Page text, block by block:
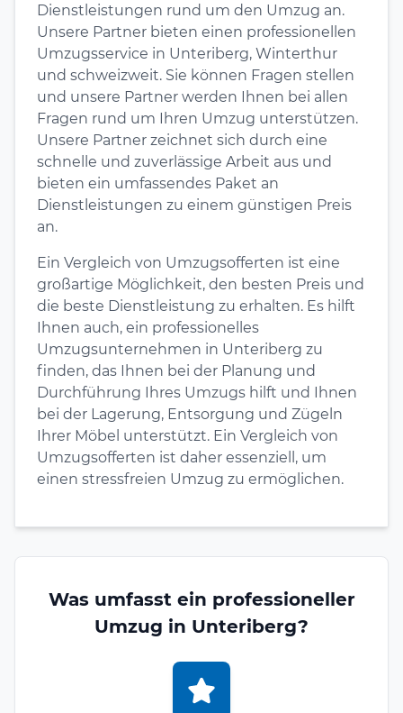
Dienstleistungen rund um den Umzug an.
Unsere Partner bieten einen professionellen
Umzugsservice in Unteriberg, Winterthur
und schweizweit. Sie können Fragen stellen
und unsere Partner werden Ihnen bei allen
Fragen rund um Ihren Umzug unterstützen.
Unsere Partner zeichnet sich durch eine
schnelle und zuverlässige Arbeit aus und
bieten ein umfassendes Paket an
Dienstleistungen zu einem günstigen Preis
an.
Ein Vergleich von Umzugsofferten ist eine
großartige Möglichkeit, den besten Preis und
die beste Dienstleistung zu erhalten. Es hilft
Ihnen auch, ein professionelles
Umzugsunternehmen in Unteriberg zu
finden, das Ihnen bei der Planung und
Durchführung Ihres Umzugs hilft und Ihnen
bei der Lagerung, Entsorgung und Zügeln
Ihrer Möbel unterstützt. Ein Vergleich von
Umzugsofferten ist daher essenziell, um
einen stressfreien Umzug zu ermöglichen.
Was umfasst ein professioneller
Umzug in Unteriberg?